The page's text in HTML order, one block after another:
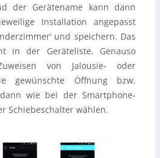
der Gerätename kann dann
Installation angepasst
und speichern. Das
in der Geräteliste. Genauso
von Jalousie- oder
gewünschte Öffnung bzw.
wie bei der Smartphone-
Schiebeschalter wählen.